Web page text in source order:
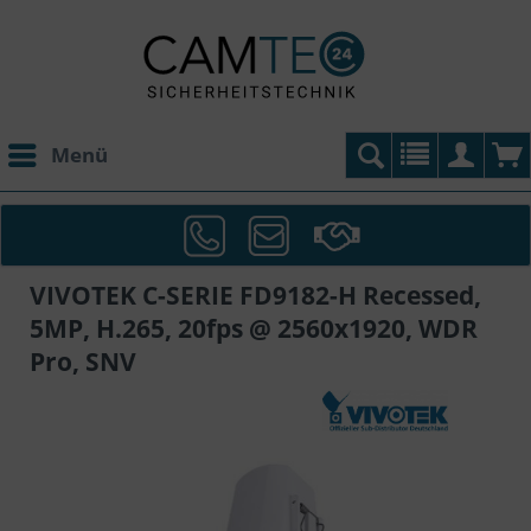
Menü
VIVOTEK C-SERIE FD9182-H Recessed,
5MP, H.265, 20fps @ 2560x1920, WDR
Pro, SNV